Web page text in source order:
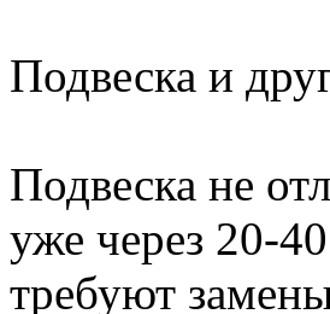
Подвеска и
Подвеска не
уже через 20-
требуют